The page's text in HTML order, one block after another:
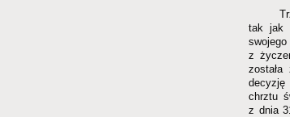
tak jak
z
chrztu
z dnia